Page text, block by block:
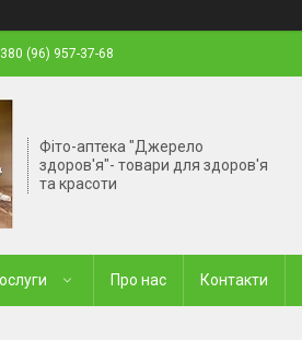
(96) 957-37-68
Фіто-аптека "Джерело
здоров'я"- товари для здоров'я
та красоти
Про нас Контакти